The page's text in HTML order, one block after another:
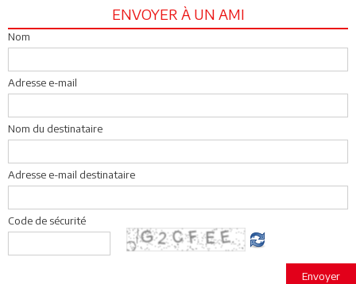
ENVOYER À UN AMI
Nom
Adresse e-mail
Nom du destinataire
Adresse e-mail destinataire
Code de sécurité
Envoyer